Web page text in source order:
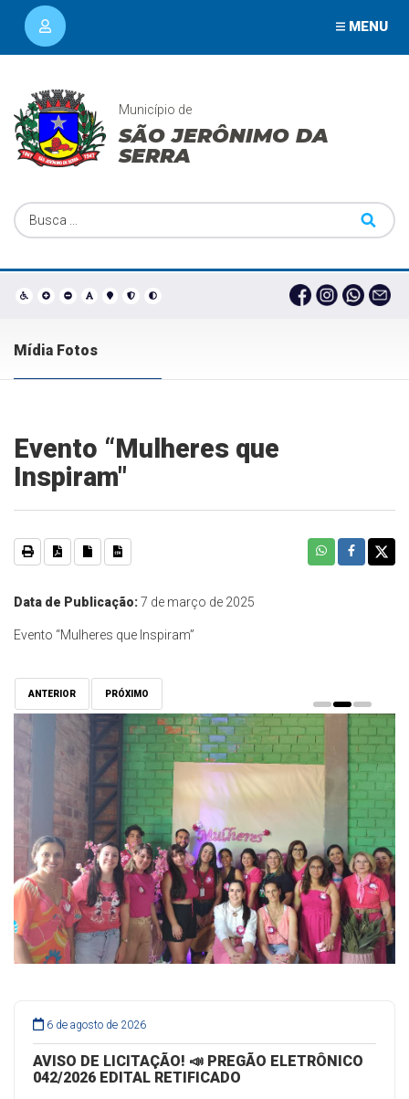
MENU
Município de
SÃO JERÔNIMO DA
SERRA
Mídia Fotos
Evento “Mulheres que
Inspiram"
Data de Publicação:7 de março de 2025
Evento “Mulheres que Inspiram”
ANTERIOR PRÓXIMO
6 de agosto de 2026
AVISO DE LICITAÇÃO! 📣 PREGÃO ELETRÔNICO
042/2026 EDITAL RETIFICADO